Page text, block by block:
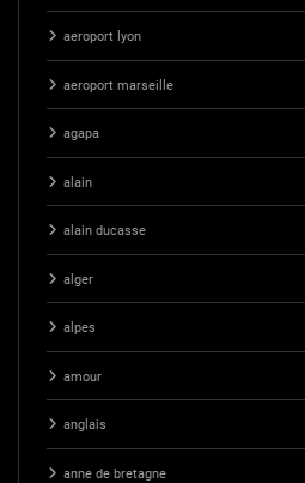
aeroport lyon
aeroport marseille
agapa
alain
alain ducasse
alger
alpes
amour
anglais
anne de bretagne